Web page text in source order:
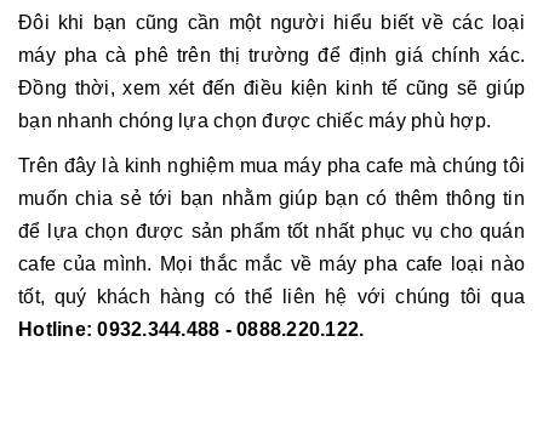
Đôi khi bạn cũng cần một người hiểu biết về các loại
máy pha cà phê trên thị trường để định giá chính xác.
Đồng thời, xem xét đến điều kiện kinh tế cũng sẽ giúp
bạn nhanh chóng lựa chọn được chiếc máy phù hợp.
Trên đây là kinh nghiệm mua máy pha cafe mà chúng tôi
muốn chia sẻ tới bạn nhằm giúp bạn có thêm thông tin
để lựa chọn được sản phẩm tốt nhất phục vụ cho quán
cafe của mình. Mọi thắc mắc về máy pha cafe loại nào
tốt, quý khách hàng có thể liên hệ với chúng tôi qua
Hotline: 0932.344.488 - 0888.220.122.